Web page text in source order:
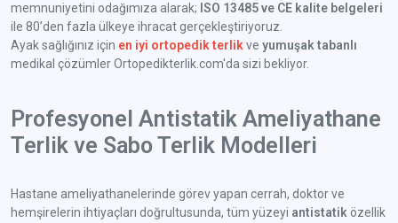
memnuniyetini odağımıza alarak; ISO 13485 ve CE kalite belgeleri
ile 80’den fazla ülkeye ihracat gerçekleştiriyoruz.
Ayak sağlığınız için en iyi ortopedik terlik ve yumuşak tabanlı
medikal çözümler Ortopedikterlik.com'da sizi bekliyor.
Profesyonel Antistatik Ameliyathane
Terlik ve Sabo Terlik Modelleri
Hastane ameliyathanelerinde görev yapan cerrah, doktor ve
hemşirelerin ihtiyaçları doğrultusunda, tüm yüzeyi antistatik özellik